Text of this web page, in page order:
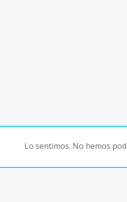
Lo sentimos. No hemos